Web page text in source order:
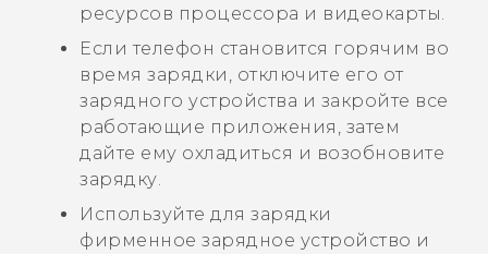
ресурсов процессора и видеокарты.
Если телефон становится горячим во
время зарядки, отключите его от
зарядного устройства и закройте все
работающие приложения, затем
дайте ему охладиться и возобновите
зарядку.
Используйте для зарядки
фирменное зарядное устройство и